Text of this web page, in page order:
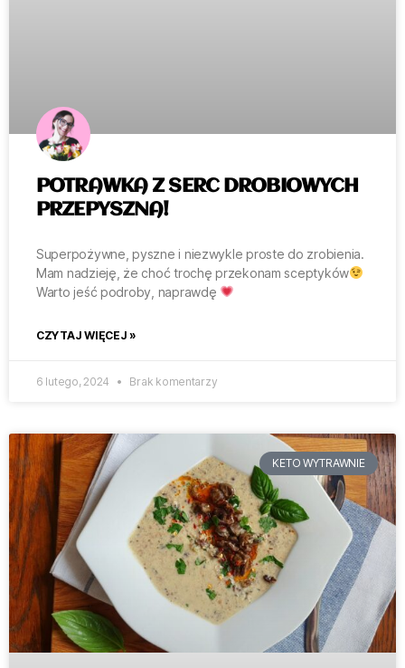
POTRAWKA Z SERC DROBIOWYCH
PRZEPYSZNA!
Superpożywne, pyszne i niezwykle proste do zrobienia.
Mam nadzieję, że choć trochę przekonam sceptyków
Warto jeść podroby, naprawdę
CZYTAJ WIĘCEJ »
6 lutego, 2024 Brak komentarzy
KETO WYTRAWNIE